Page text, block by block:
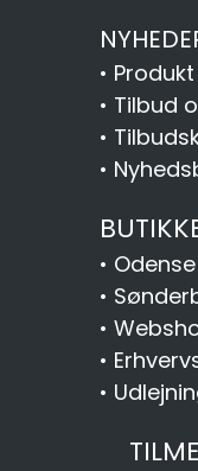
•
• Tilbud
•
•
• Odense
•
•
•
•